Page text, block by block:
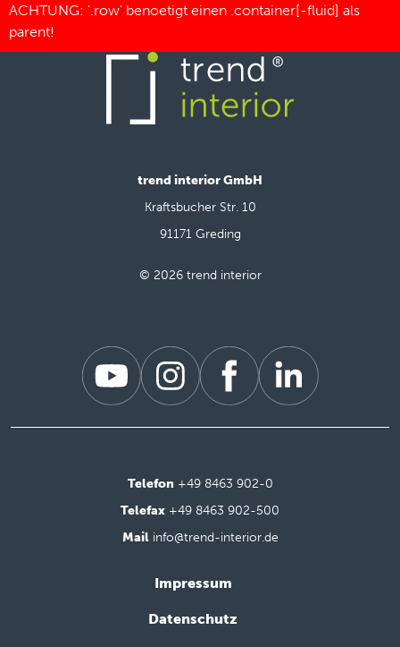
trend interior GmbH
Kraftsbucher Str. 10
91171 Greding
© 2026 trend interior
Telefon +49 8463 902-0
Telefax +49 8463 902-500
Mail info@trend-interior.de
Impressum
Datenschutz